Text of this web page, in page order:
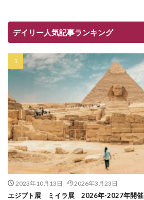
デイリー人気記事ランキング
2023年10月13日 2026年3月23日
エジプト展 ミイラ展 2026年-2027年開催